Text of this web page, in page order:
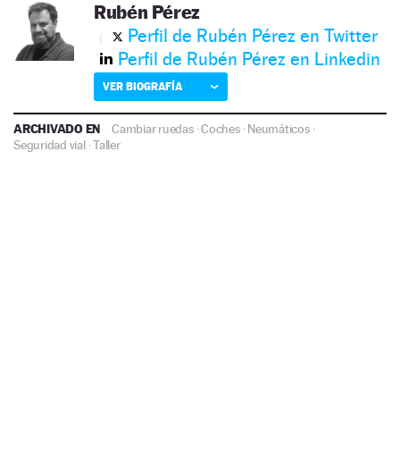
Rubén Pérez
Perfil de Rubén Pérez en Twitter
Perfil de Rubén Pérez en Linkedin
VER BIOGRAFÍA
ARCHIVADO EN Cambiar ruedas·Coches·Neumáticos·
Seguridad vial·Taller